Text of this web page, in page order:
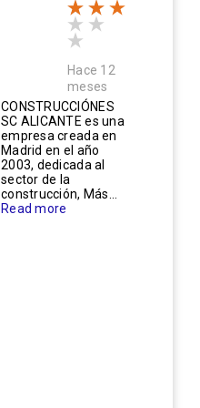
Hace 12
meses
CONSTRUCCIÓNES
SC ALICANTE es una
empresa creada en
Madrid en el año
2003, dedicada al
sector de la
construcción, Más...
Read more